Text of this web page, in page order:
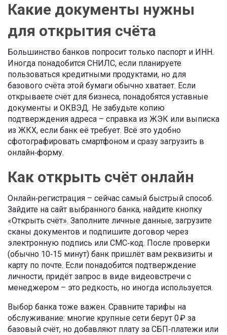
Какие документы нужны
для открытия счёта
Большинство банков попросит только паспорт и ИНН.
Иногда понадобится СНИЛС, если планируете
пользоваться кредитными продуктами, но для
базового счёта этой бумаги обычно хватает. Если
открываете счёт для бизнеса, понадобятся уставные
документы и ОКВЭД. Не забудьте копию
подтверждения адреса – справка из ЖЭК или выписка
из ЖКХ, если банк её требует. Всё это удобно
сфотографировать смартфоном и сразу загрузить в
онлайн‑форму.
Как открыть счёт онлайн
Онлайн‑регистрация – сейчас самый быстрый способ.
Зайдите на сайт выбранного банка, найдите кнопку
«Открыть счёт». Заполните личные данные, загрузите
сканы документов и подпишите договор через
электронную подпись или СМС‑код. После проверки
(обычно 10‑15 минут) банк пришлёт вам реквизиты и
карту по почте. Если понадобится подтверждение
личности, придёт запрос в виде видеовстречи с
менеджером – это редкость, но иногда используется.
Выбор банка тоже важен. Сравните тарифы на
обслуживание: многие крупные сети берут 0 ₽ за
базовый счёт, но добавляют плату за СБП‑платежи или